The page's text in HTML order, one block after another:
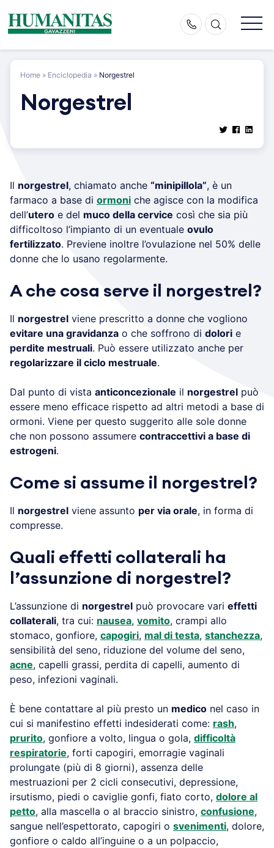
content
Home » Enciclopedia » Norgestrel
Norgestrel
Il norgestrel, chiamato anche “minipillola”, è un
farmaco a base di ormoni che agisce con la modifica
dell’utero e del muco della cervice così che sia più
difficoltoso l’impianto di un eventuale ovulo
fertilizzato. Previene inoltre l’ovulazione nel 50% delle
donne che lo usano regolarmente.
A che cosa serve il norgestrel?
Il norgestrel viene prescritto a donne che vogliono
evitare una gravidanza o che soffrono di dolori e
perdite mestruali. Può essere utilizzato anche per
regolarizzare il ciclo mestruale.
Dal punto di vista anticoncezionale il norgestrel può
essere meno efficace rispetto ad altri metodi a base di
ormoni. Viene per questo suggerito alle sole donne
che non possono assumere contraccettivi a base di
estrogeni.
Come si assume il norgestrel?
Il norgestrel viene assunto per via orale, in forma di
compresse.
Quali effetti collaterali ha
l’assunzione di norgestrel?
L’assunzione di norgestrel può provocare vari effetti
collaterali, tra cui: nausea, vomito, crampi allo
stomaco, gonfiore, capogiri, mal di testa, stanchezza,
sensibilità del seno, riduzione del volume del seno,
acne, capelli grassi, perdita di capelli, aumento di
peso, infezioni vaginali.
È bene contattare al più presto un medico nel caso in
cui si manifestino effetti indesiderati come: rash,
prurito, gonfiore a volto, lingua o gola, difficoltà
respiratorie, forti capogiri, emorragie vaginali
prolungate (più di 8 giorni), assenza delle
mestruazioni per 2 cicli consecutivi, depressione,
irsutismo, piedi o caviglie gonfi, fiato corto, dolore al
petto, alla mascella o al braccio sinistro, confusione,
sangue nell’espettorato, capogiri o svenimenti, dolore,
gonfiore o caldo all’inguine o a un polpaccio,